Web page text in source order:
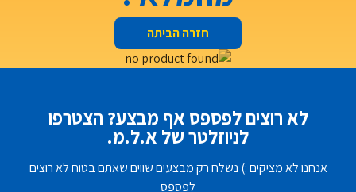
חזרה הביתה
לא רוצים לפספס אף מבצע? הצטרפו
לניוזלטר של א.ל.מ.
אנחנו לא מציקים :) נשלח רק מבצעים שווים שאתם בטוח לא רוצים
לפספס